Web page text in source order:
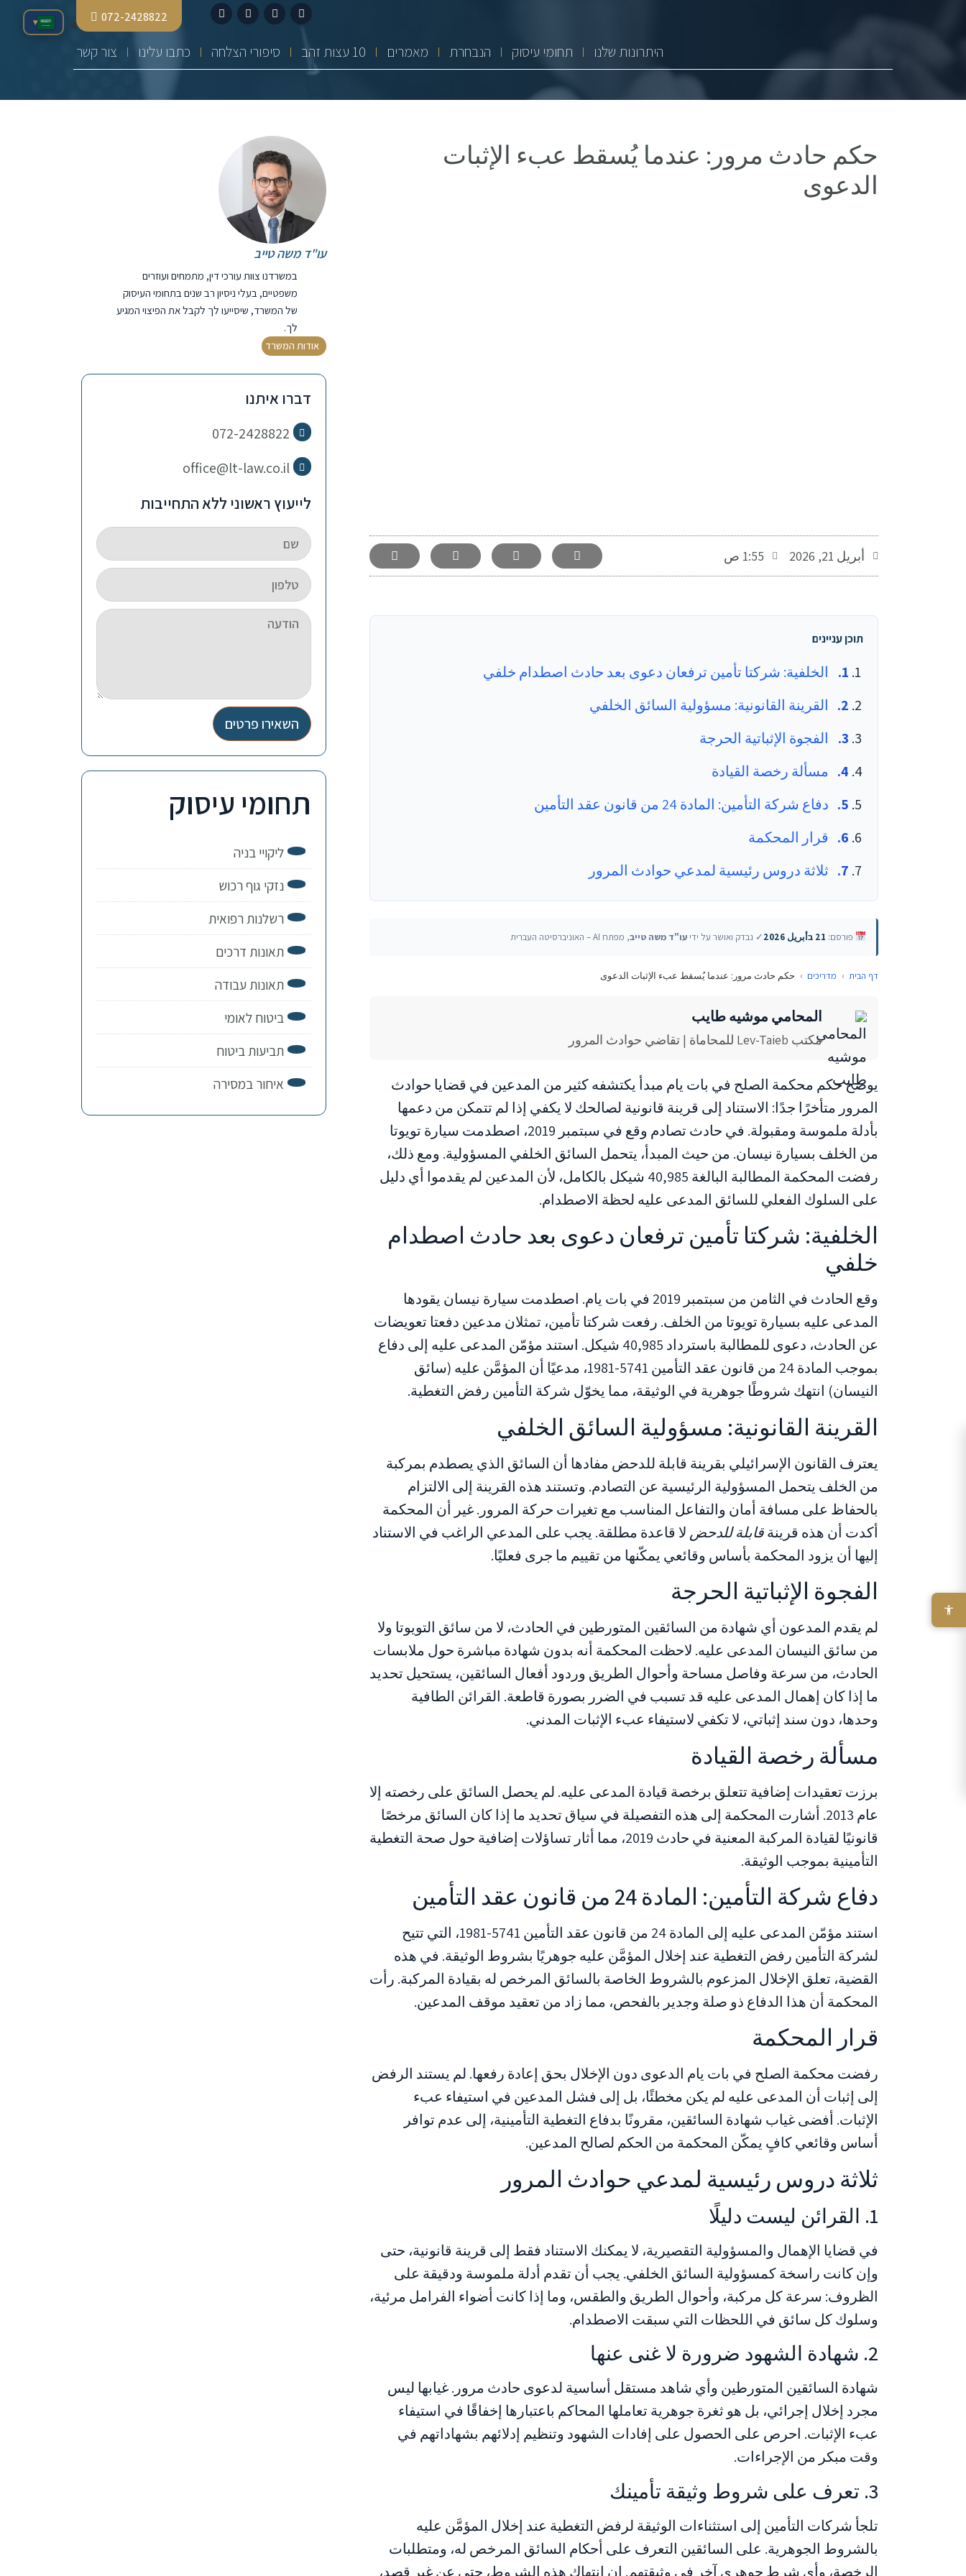
072-2428822
היתרונות שלנו תחומי עיסוק הנבחרת מאמרים 10 עצות זהב סיפורי הצלחה כתבו עלינו צור קשר
حكم حادث مرور: عندما يُسقط عبء الإثبات
الدعوى
أبريل 21, 2026 1:55 ص
תוכן עניינים
الخلفية: شركتا تأمين ترفعان دعوى بعد حادث اصطدام خلفي
القرينة القانونية: مسؤولية السائق الخلفي
الفجوة الإثباتية الحرجة
مسألة رخصة القيادة
دفاع شركة التأمين: المادة 24 من قانون عقد التأمين
قرار المحكمة
ثلاثة دروس رئيسية لمدعي حوادث المرور
פורסם: 21 בأبريل 2026 ✓ נבדק ואושר על ידי עו"ד משה טייב, מפתח AI – האוניברסיטה העברית
דף הבית › מדריכים › حكم حادث مرور: عندما يُسقط عبء الإثبات الدعوى
المحامي موشيه طايب
مكتب Lev-Taieb للمحاماة | تقاضي حوادث المرور
يوضح حكم محكمة الصلح في بات يام مبدأ يكتشفه كثير من المدعين في قضايا حوادث
المرور متأخرًا جدًا: الاستناد إلى قرينة قانونية لصالحك لا يكفي إذا لم تتمكن من دعمها
بأدلة ملموسة ومقبولة. في حادث تصادم وقع في سبتمبر 2019، اصطدمت سيارة تويوتا
من الخلف بسيارة نيسان. من حيث المبدأ، يتحمل السائق الخلفي المسؤولية. ومع ذلك،
رفضت المحكمة المطالبة البالغة 40,985 شيكل بالكامل، لأن المدعين لم يقدموا أي دليل
على السلوك الفعلي للسائق المدعى عليه لحظة الاصطدام.
الخلفية: شركتا تأمين ترفعان دعوى بعد حادث اصطدام
خلفي
وقع الحادث في الثامن من سبتمبر 2019 في بات يام. اصطدمت سيارة نيسان يقودها
المدعى عليه بسيارة تويوتا من الخلف. رفعت شركتا تأمين، تمثلان مدعين دفعتا تعويضات
عن الحادث، دعوى للمطالبة باسترداد 40,985 شيكل. استند مؤمّن المدعى عليه إلى دفاع
بموجب المادة 24 من قانون عقد التأمين 5741-1981، مدعيًا أن المؤمَّن عليه (سائق
النيسان) انتهك شروطًا جوهرية في الوثيقة، مما يخوّل شركة التأمين رفض التغطية.
القرينة القانونية: مسؤولية السائق الخلفي
يعترف القانون الإسرائيلي بقرينة قابلة للدحض مفادها أن السائق الذي يصطدم بمركبة
من الخلف يتحمل المسؤولية الرئيسية عن التصادم. وتستند هذه القرينة إلى الالتزام
بالحفاظ على مسافة أمان والتفاعل المناسب مع تغيرات حركة المرور. غير أن المحكمة
أكدت أن هذه قرينةقابلة للدحض لا قاعدة مطلقة. يجب على المدعي الراغب في الاستناد
إليها أن يزود المحكمة بأساس وقائعي يمكّنها من تقييم ما جرى فعليًا.
الفجوة الإثباتية الحرجة
لم يقدم المدعون أي شهادة من السائقين المتورطين في الحادث، لا من سائق التويوتا ولا
من سائق النيسان المدعى عليه. لاحظت المحكمة أنه بدون شهادة مباشرة حول ملابسات
الحادث، من سرعة وفاصل مساحة وأحوال الطريق وردود أفعال السائقين، يستحيل تحديد
ما إذا كان إهمال المدعى عليه قد تسبب في الضرر بصورة قاطعة. القرائن الطافية
وحدها، دون سند إثباتي، لا تكفي لاستيفاء عبء الإثبات المدني.
مسألة رخصة القيادة
برزت تعقيدات إضافية تتعلق برخصة قيادة المدعى عليه. لم يحصل السائق على رخصته إلا
عام 2013. أشارت المحكمة إلى هذه التفصيلة في سياق تحديد ما إذا كان السائق مرخصًا
قانونيًا لقيادة المركبة المعنية في حادث 2019، مما أثار تساؤلات إضافية حول صحة التغطية
التأمينية بموجب الوثيقة.
دفاع شركة التأمين: المادة 24 من قانون عقد التأمين
استند مؤمّن المدعى عليه إلى المادة 24 من قانون عقد التأمين 5741-1981، التي تتيح
لشركة التأمين رفض التغطية عند إخلال المؤمَّن عليه جوهريًا بشروط الوثيقة. في هذه
القضية، تعلق الإخلال المزعوم بالشروط الخاصة بالسائق المرخص له بقيادة المركبة. رأت
المحكمة أن هذا الدفاع ذو صلة وجدير بالفحص، مما زاد من تعقيد موقف المدعين.
قرار المحكمة
رفضت محكمة الصلح في بات يام الدعوى دون الإخلال بحق إعادة رفعها. لم يستند الرفض
إلى إثبات أن المدعى عليه لم يكن مخطئًا، بل إلى فشل المدعين في استيفاء عبء
الإثبات. أفضى غياب شهادة السائقين، مقرونًا بدفاع التغطية التأمينية، إلى عدم توافر
أساس وقائعي كافٍ يمكّن المحكمة من الحكم لصالح المدعين.
ثلاثة دروس رئيسية لمدعي حوادث المرور
1. القرائن ليست دليلًا
في قضايا الإهمال والمسؤولية التقصيرية، لا يمكنك الاستناد فقط إلى قرينة قانونية، حتى
وإن كانت راسخة كمسؤولية السائق الخلفي. يجب أن تقدم أدلة ملموسة ودقيقة على
الظروف: سرعة كل مركبة، وأحوال الطريق والطقس، وما إذا كانت أضواء الفرامل مرئية،
وسلوك كل سائق في اللحظات التي سبقت الاصطدام.
2. شهادة الشهود ضرورة لا غنى عنها
شهادة السائقين المتورطين وأي شاهد مستقل أساسية لدعوى حادث مرور. غيابها ليس
مجرد إخلال إجرائي، بل هو ثغرة جوهرية تعاملها المحاكم باعتبارها إخفاقًا في استيفاء
عبء الإثبات. احرص على الحصول على إفادات الشهود وتنظيم إدلائهم بشهاداتهم في
وقت مبكر من الإجراءات.
3. تعرف على شروط وثيقة تأمينك
تلجأ شركات التأمين إلى استثناءات الوثيقة لرفض التغطية عند إخلال المؤمَّن عليه
بالشروط الجوهرية. على السائقين التعرف على أحكام السائق المرخص له، ومتطلبات
الرخصة، وأي شرط جوهري آخر في وثيقتهم. إن انتهاك هذه الشروط، حتى عن غير قصد،
עו"ד משה טייב
במשרדנו צוות עורכי דין, מתמחים ועוזרים
משפטיים, בעלי ניסיון רב שנים בתחומי העיסוק
של המשרד, שיסייעו לך לקבל את הפיצוי המגיע
לך.
אודות המשרד
דברו איתנו
072-2428822
office@lt-law.co.il
לייעוץ ראשוני ללא התחייבות
השאירו פרטים
תחומי עיסוק
ליקויי בניה
נזקי גוף רכוש
רשלנות רפואית
תאונות דרכים
תאונות עבודה
ביטוח לאומי
תביעות ביטוח
איחור במסירה
▾